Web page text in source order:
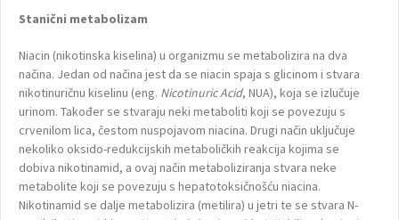
Stanični metabolizam
Niacin (nikotinska kiselina) u organizmu se metabolizira na dva
načina. Jedan od načina jest da se niacin spaja s glicinom i stvara
nikotinuričnu kiselinu (eng. Nicotinuric Acid, NUA), koja se izlučuje
urinom. Također se stvaraju neki metaboliti koji se povezuju s
crvenilom lica, čestom nuspojavom niacina. Drugi način uključuje
nekoliko oksido-redukcijskih metaboličkih reakcija kojima se
dobiva nikotinamid, a ovaj način metaboliziranja stvara neke
metabolite koji se povezuju s hepatotoksičnošću niacina.
Nikotinamid se dalje metabolizira (metilira) u jetri te se stvara N-